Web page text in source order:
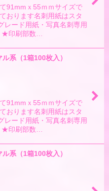
91mmｘ55ｍｍサイズで
おります名刺用紙はスタ
レード用紙・写真名刺専用
★印刷部数…
（1箱100枚入）
91mmｘ55ｍｍサイズで
おります名刺用紙はスタ
レード用紙・写真名刺専用
★印刷部数…
（1箱100枚入）